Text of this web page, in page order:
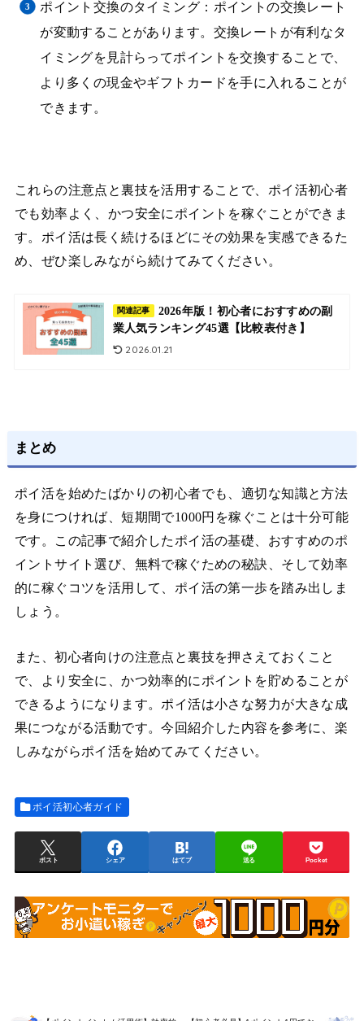
ポイント交換のタイミング：ポイントの交換レート
が変動することがあります。交換レートが有利なタ
イミングを見計らってポイントを交換することで、
より多くの現金やギフトカードを手に入れることが
できます。
これらの注意点と裏技を活用することで、ポイ活初心者
でも効率よく、かつ安全にポイントを稼ぐことができま
す。ポイ活は長く続けるほどにその効果を実感できるた
め、ぜひ楽しみながら続けてみてください。
関連記事
2026年版！初心者におすすめの副
業人気ランキング45選【比較表付き】
2026.01.21
まとめ
ポイ活を始めたばかりの初心者でも、適切な知識と方法
を身につければ、短期間で1000円を稼ぐことは十分可能
です。この記事で紹介したポイ活の基礎、おすすめのポ
イントサイト選び、無料で稼ぐための秘訣、そして効率
的に稼ぐコツを活用して、ポイ活の第一歩を踏み出しま
しょう。
また、初心者向けの注意点と裏技を押さえておくこと
で、より安全に、かつ効率的にポイントを貯めることが
できるようになります。ポイ活は小さな努力が大きな成
果につながる活動です。今回紹介した内容を参考に、楽
しみながらポイ活を始めてみてください。
ポイ活初心者ガイド
ポスト シェア はてブ 送る Pocket